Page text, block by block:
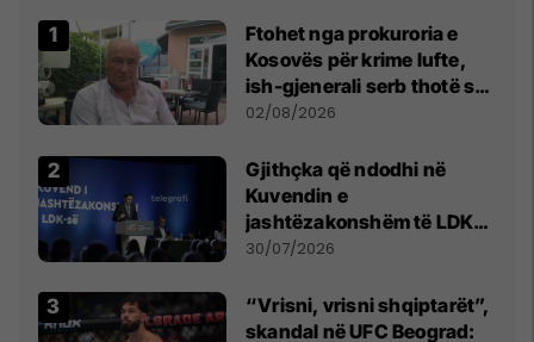
Ftohet nga prokuroria e
Kosovës për krime lufte,
ish-gjenerali serb thotë se
dikush e tradhtoi në
02/08/2026
Gjithçka që ndodhi në
Kuvendin e
jashtëzakonshëm të LDK-
së
30/07/2026
“Vrisni, vrisni shqiptarët”,
skandal në UFC Beograd: